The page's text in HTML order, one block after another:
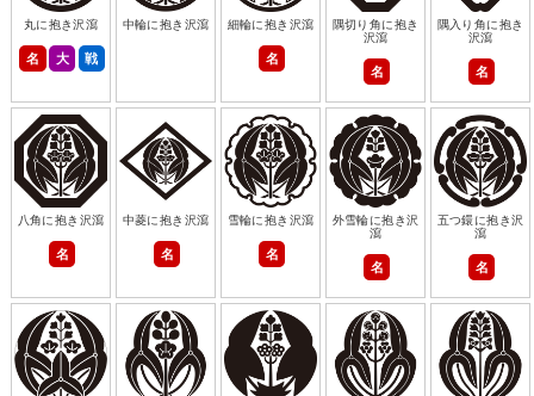
丸に抱き沢瀉
名 大 戦
中輪に抱き沢瀉 細輪に抱き沢瀉
名
隅切り角に抱き
沢瀉
名
隅入り角に抱き
沢瀉
名
八角に抱き沢瀉
名
中菱に抱き沢瀉
名
雪輪に抱き沢瀉
名
外雪輪に抱き沢
瀉
名
五つ鐶に抱き沢
瀉
名